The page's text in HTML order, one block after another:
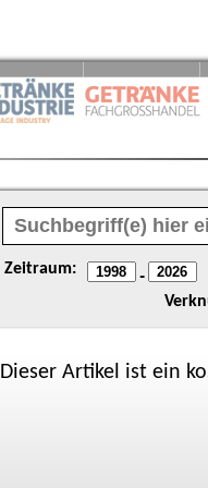
Zeitraum: -
Dieser Artikel ist ein